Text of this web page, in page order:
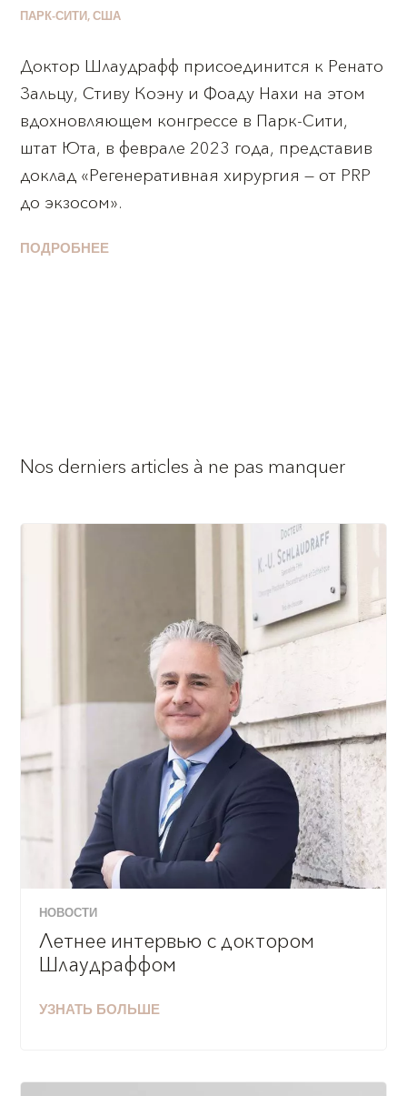
ПАРК-СИТИ, США
Доктор Шлаудрафф присоединится к Ренато
Зальцу, Стиву Коэну и Фоаду Нахи на этом
вдохновляющем конгрессе в Парк-Сити,
штат Юта, в феврале 2023 года, представив
доклад «Регенеративная хирургия — от PRP
до экзосом».
ПОДРОБНЕЕ
Nos derniers articles à ne pas manquer
НОВОСТИ
Летнее интервью с доктором
Шлаудраффом
УЗНАТЬ БОЛЬШЕ